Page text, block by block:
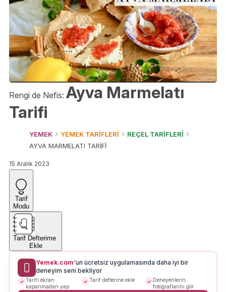
Rengi de Nefis: Ayva Marmelatı
Tarifi
YEMEK YEMEK TARİFLERİ
REÇEL TARİFLERİ
AYVA MARMELATI TARİFİ
15 Aralık 2023
Tarif
Modu
Tarif Defterime
Ekle
Yemek.com'un ücretsiz uygulamasında daha iyi bir
deneyim seni bekliyor
Tarifi ekran
kapanmadan yap
Tarif defterine ekle
Deneyenlerin
fotoğraflarını gör